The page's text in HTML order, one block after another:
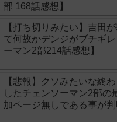
部 168話感想】
【打ち切りみたい】吉田
て何故かデンジがブチギ
ーマン2部214話感想】
【悲報】クソみたいな終
したチェンソーマン2部の
加ページ無しである事が判